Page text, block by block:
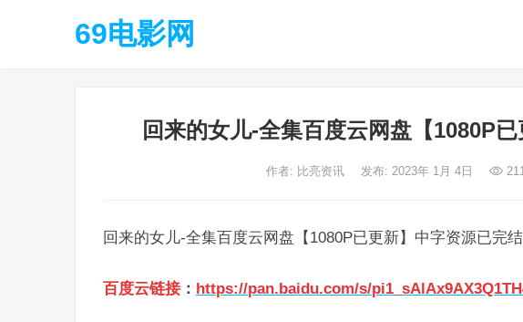
69电影网
回来的女儿-全集百度云网盘【1080P
作者: 比亮资讯 发布: 2023年 1月 4日
回来的女儿-全集百度云网盘【1080P已更新】中字资源已完结
百度云链接 ： https://pan.baidu.com/s/